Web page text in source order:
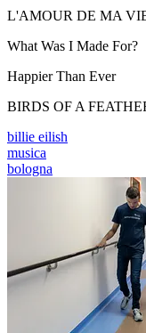
L'AMOUR DE MA
What Was I Made For?
Happier Than Ever
BIRDS OF A
billie eilish
musica
bologna